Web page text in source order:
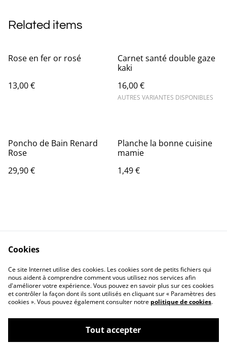
Related items
Rose en fer or rosé
13,00 €
Carnet santé double gaze
kaki
16,00 €
AUTRES VARIANTES DISPONIBLES
Poncho de Bain Renard
Rose
29,90 €
Planche la bonne cuisine
mamie
1,49 €
Contact Us
Legal Terms
Privacy Policy
Cookie Policy
Cookies
Ce site Internet utilise des cookies. Les cookies sont de petits fichiers qui
nous aident à comprendre comment vous utilisez nos services afin
d'améliorer votre expérience. Vous pouvez en savoir plus sur ces cookies
et contrôler la façon dont ils sont utilisés en cliquant sur « Paramètres des
cookies ». Vous pouvez également consulter notre politique de cookies.
Tout accepter